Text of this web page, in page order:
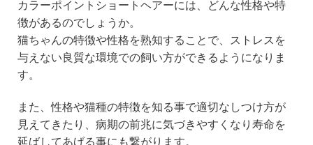
カラーポイントショートヘアーには、どんな性格や特
徴があるのでしょうか。
猫ちゃんの特徴や性格を熟知することで、ストレスを
与えない良質な環境での飼い方ができるようになりま
す。
また、性格や猫種の特徴を知る事で適切なしつけ方が
見えてきたり、病期の前兆に気づきやすくなり寿命を
延ばしてあげる事にも繋がります。